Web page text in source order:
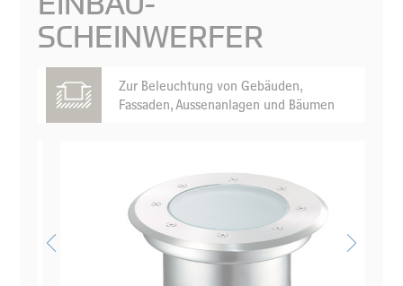
SCHEINWERFER
Zur Beleuchtung von Gebäuden,
Fassaden, Aussenanlagen und Bäumen